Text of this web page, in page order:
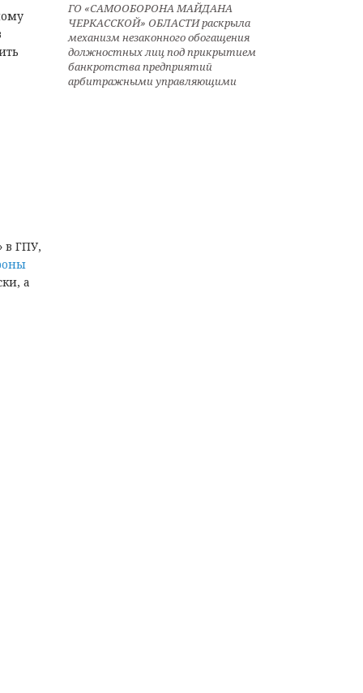
в ГПУ,
а
ГО «САМООБОРОНА МАЙДАНА
ЧЕРКАССКОЙ» ОБЛАСТИ раскрыла
механизм незаконного обогащения
должностных лиц под прикрытием
банкротства предприятий
арбитражными управляющими